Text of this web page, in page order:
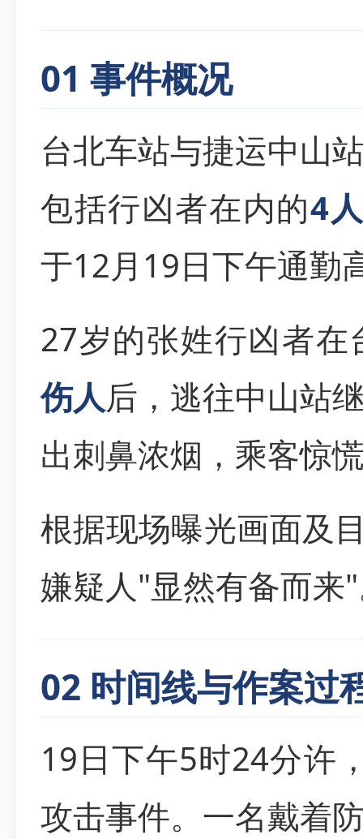
01 事件概况
台北车站与捷运中山
包括行凶者在内的4
于12月19日下午通勤
27岁的张姓行凶者在
伤人后，逃往中山站
出刺鼻浓烟，乘客惊
根据现场曝光画面及
嫌疑人"显然有备而来
02 时间线与作案过
19日下午5时24分许
攻击事件。一名戴着